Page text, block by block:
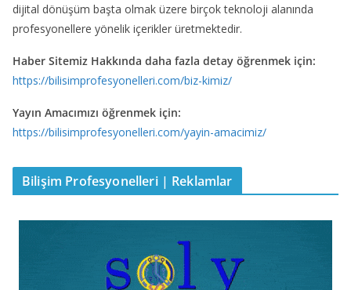
dijital dönüşüm başta olmak üzere birçok teknoloji alanında
profesyonellere yönelik içerikler üretmektedir.
Haber Sitemiz Hakkında daha fazla detay öğrenmek için:
https://bilisimprofesyonelleri.com/biz-kimiz/
Yayın Amacımızı öğrenmek için:
https://bilisimprofesyonelleri.com/yayin-amacimiz/
Bilişim Profesyonelleri | Reklamlar